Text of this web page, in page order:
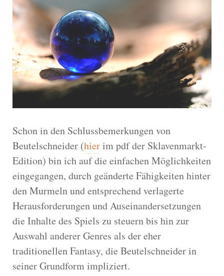
Schon in den Schlussbemerkungen von
Beutelschneider (hierim pdf der Sklavenmarkt-
Edition) bin ich auf die einfachen Möglichkeiten
eingegangen, durch geänderte Fähigkeiten hinter
den Murmeln und entsprechend verlagerte
Herausforderungen und Auseinandersetzungen
die Inhalte des Spiels zu steuern bis hin zur
Auswahl anderer Genres als der eher
traditionellen Fantasy, die Beutelschneider in
seiner Grundform impliziert.